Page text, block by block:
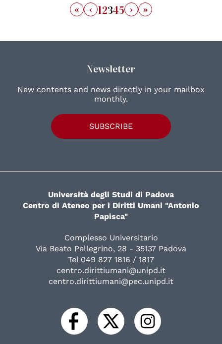
« ‹ 12345 › »
Newsletter
New contents and news directly in your mailbox
monthly.
SUBSCRIBE
Università degli Studi di Padova
Centro di Ateneo per i Diritti Umani "Antonio
Papisca"
Complesso Universitario
Via Beato Pellegrino, 28 - 35137 Padova
Tel 049 827 1816 / 1817
centro.dirittiumani@unipd.it
centro.dirittiumani@pec.unipd.it